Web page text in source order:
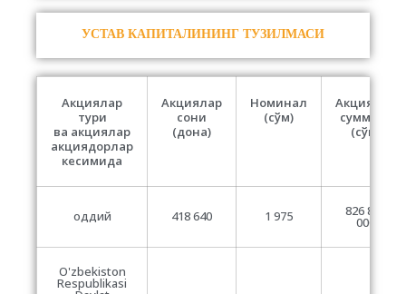
УСТАВ КАПИТАЛИНИНГ ТУЗИЛМАСИ
Акциялар
тури
ва акциялар
акциядорлар
кесимида
Акциялар
сони
(дона)
Номинал
(сўм)
Акциялар
суммаси
(сўм)
оддий 418 640 1 975 826 814
000
O'zbekiston
Respublikasi